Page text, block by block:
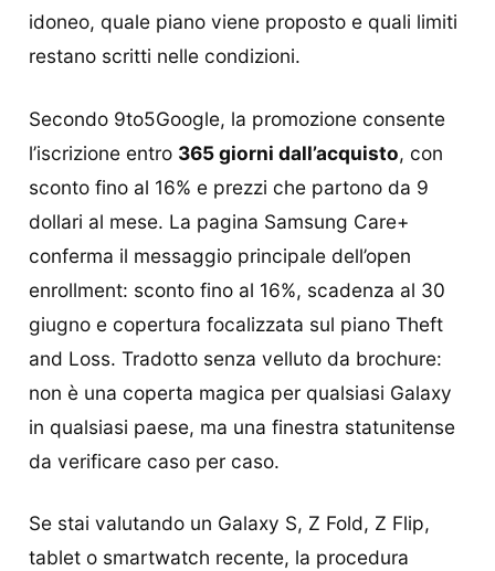
idoneo, quale piano viene proposto e quali limiti
restano scritti nelle condizioni.
Secondo 9to5Google, la promozione consente
l’iscrizione entro 365 giorni dall’acquisto, con
sconto fino al 16% e prezzi che partono da 9
dollari al mese. La pagina Samsung Care+
conferma il messaggio principale dell’open
enrollment: sconto fino al 16%, scadenza al 30
giugno e copertura focalizzata sul piano Theft
and Loss. Tradotto senza velluto da brochure:
non è una coperta magica per qualsiasi Galaxy
in qualsiasi paese, ma una finestra statunitense
da verificare caso per caso.
Se stai valutando un Galaxy S, Z Fold, Z Flip,
tablet o smartwatch recente, la procedura